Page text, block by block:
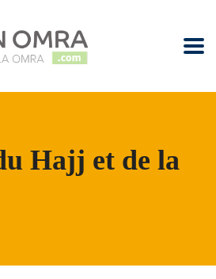
Hajj et de la